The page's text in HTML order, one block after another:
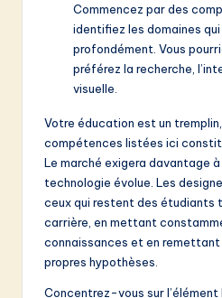
Commencez par des
identifiez les domaines
profondément. Vous
préférez la recherche,
visuelle.
Votre éducation est un
compétences listées ici
Le marché exigera davantage à
technologie évolue. Les
ceux qui restent des étudiants
carrière, en mettant
connaissances et en remettant
propres hypothèses.
Concentrez-vous sur l’élément